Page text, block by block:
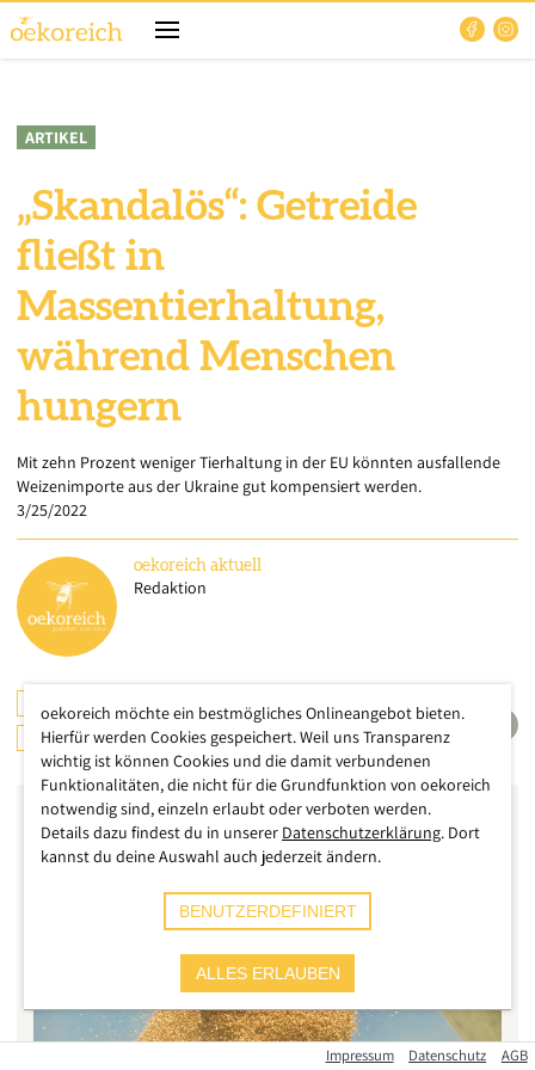
ARTIKEL
„Skandalös“: Getreide
fließt in
Massentierhaltung,
während Menschen
hungern
Mit zehn Prozent weniger Tierhaltung in der EU könnten ausfallende
Weizenimporte aus der Ukraine gut kompensiert werden.
3/25/2022
oekoreich aktuell
Redaktion
ÖSTERREICH
INTERNATIONAL
LANDWIRTSCHAFT
ERNÄHRUNG
Impressum Datenschutz AGB
oekoreich möchte ein bestmögliches Onlineangebot bieten.
Hierfür werden Cookies gespeichert. Weil uns Transparenz
wichtig ist können Cookies und die damit verbundenen
Funktionalitäten, die nicht für die Grundfunktion von oekoreich
notwendig sind, einzeln erlaubt oder verboten werden.
Details dazu findest du in unserer Datenschutzerklärung. Dort
kannst du deine Auswahl auch jederzeit ändern.
BENUTZERDEFINIERT
ALLES ERLAUBEN